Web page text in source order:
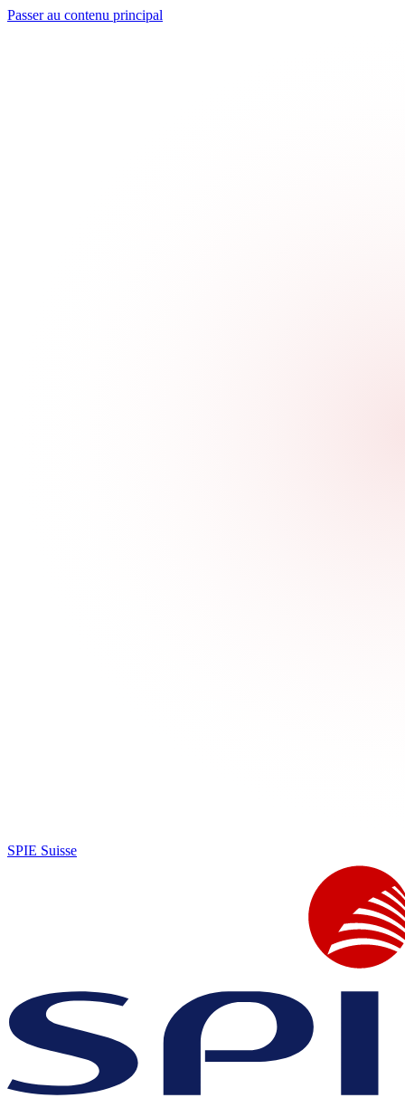
Passer au contenu principal
SPIE Suisse